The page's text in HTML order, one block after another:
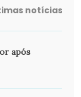
notícias
após